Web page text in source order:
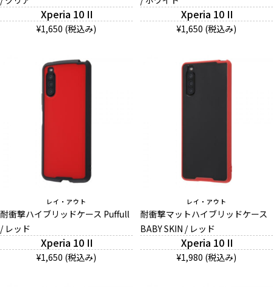
Xperia 10 II
¥1,650 (税込み)
Xperia 10 II
¥1,650 (税込み)
レイ・アウト
耐衝撃ハイブリッドケース Puffull
/ レッド
Xperia 10 II
¥1,650 (税込み)
レイ・アウト
耐衝撃マットハイブリッドケース
BABY SKIN / レッド
Xperia 10 II
¥1,980 (税込み)